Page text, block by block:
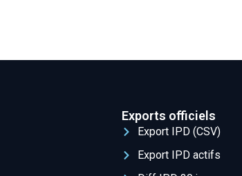
Exports officiels
Export IPD (CSV)
Export IPD actifs